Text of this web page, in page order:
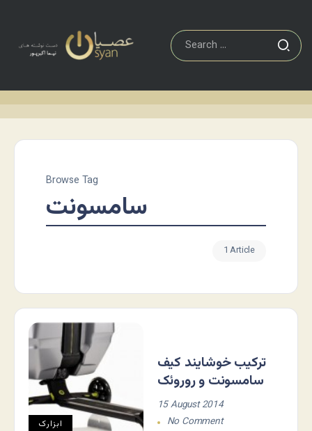
Browse Tag
سامسونت
1 Article
ابزارک
ترکیب خوشایند کیف
سامسونت و روروئک
15 August 2014
No Comment